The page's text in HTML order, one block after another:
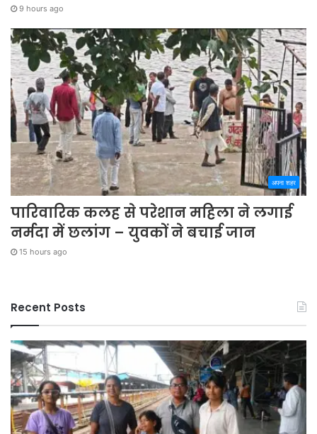
9 hours ago
अपना शहर
पारिवारिक कलह से परेशान महिला ने लगाई
नर्मदा में छलांग – युवकों ने बचाई जान
15 hours ago
Recent Posts